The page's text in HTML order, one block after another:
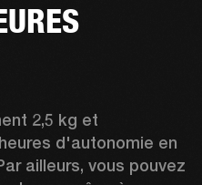
2,5 kg et
d'autonomie en
ailleurs, vous pouvez